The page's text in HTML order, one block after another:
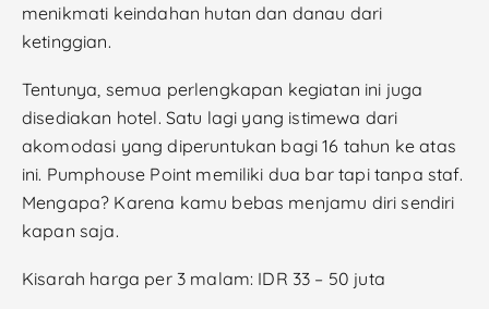
menikmati keindahan hutan dan danau dari
ketinggian.
Tentunya, semua perlengkapan kegiatan ini juga
disediakan hotel. Satu lagi yang istimewa dari
akomodasi yang diperuntukan bagi 16 tahun ke atas
ini. Pumphouse Point memiliki dua bar tapi tanpa staf.
Mengapa? Karena kamu bebas menjamu diri sendiri
kapan saja.
Kisarah harga per 3 malam: IDR 33 – 50 juta